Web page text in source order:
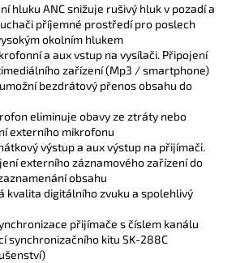
hluku ANC snižuje rušivý hluk v pozadí a
příjemné prostředí pro poslech
okolním hlukem
a aux vstup na vysílači. Připojení
zařízení (Mp3 / smartphone)
bezdrátový přenos obsahu do
eliminuje obavy ze ztráty nebo
externího mikrofonu
výstup a aux výstup na přijímači.
externího záznamového zařízení do
obsahu
kvalita digitálního zvuku a spolehlivý
přijímače s číslem kanálu
synchronizačního kitu SK-288C